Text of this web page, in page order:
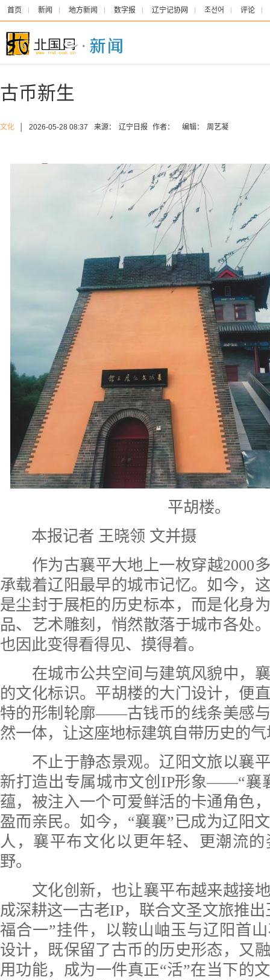
首页 新闻 地方新闻 数字报 辽宁记协网 조선어 评论
古币新生
文化 2026-05-28 08:37 来源： 辽宁日报 作者： 编辑： 周艺凝
平胡楼。
本报记者 王晓领 文并摄
作为古襄平大地上一枚穿越2000
承载着辽阳最早的城市记忆。如今，
是尘封于展柜的历史标本，而是化身
品、艺术雕刻，悄然散落于城市各处
也因此变得看得见、摸得着。
在城市公共空间与建筑风貌中，襄
的文化标识。平胡楼的大门设计，便
特的形制轮廓——古钱币的线条美感
然一体，让这座地标建筑自带历史的
不止于静态景观。辽阳文旅以襄平
新打造出专属城市文创IP形象——“襄
蕴，被注入一个可爱鲜活的卡通角色
盈而亲民。如今，“襄襄”已成为辽阳
人，襄平布文化以更年轻、更潮流
野。
文化创新，也让襄平布越来越接地
成深耕这一古老IP，联合文圣文旅推
福合一”挂件，以鞍山岫玉与辽阳首
设计，既保留了古币的历史形态，又
用功能，成为一件真正“活”在当下的